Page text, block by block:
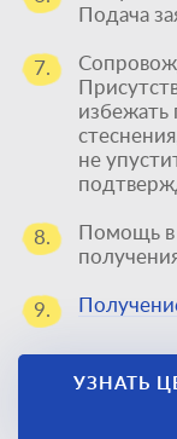
Подача
7.
избежать
не
8.
Помощь в
9.
УЗНАТЬ